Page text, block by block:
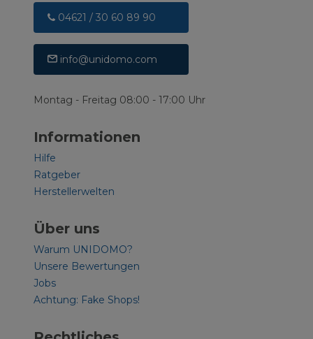
04621 / 30 60 89 90
info@unidomo.com
Montag - Freitag 08:00 - 17:00 Uhr
Informationen
Hilfe
Ratgeber
Herstellerwelten
Über uns
Warum UNIDOMO?
Unsere Bewertungen
Jobs
Achtung: Fake Shops!